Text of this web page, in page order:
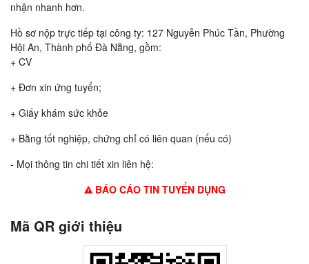
nhận nhanh hơn.
Hồ sơ nộp trực tiếp tại công ty: 127 Nguyễn Phúc Tần, Phường
Hội An, Thành phố Đà Nẵng, gồm:
+ CV
+ Đơn xin ứng tuyển;
+ Giấy khám sức khỏe
+ Bằng tốt nghiệp, chứng chỉ có liên quan (nếu có)
- Mọi thông tin chi tiết xin liên hệ:
BÁO CÁO TIN TUYỂN DỤNG
Mã QR giới thiệu